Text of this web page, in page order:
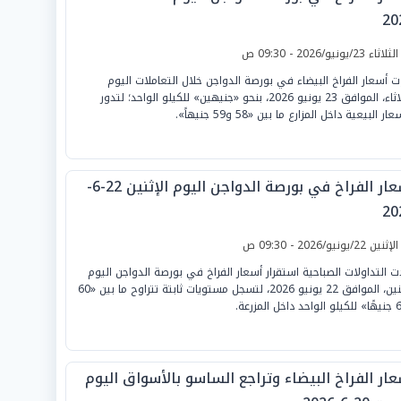
الثلاثاء 23/يونيو/2026 - 09:30 ص
أسعار الفراخ البيضاء في بورصة الدواجن خلال التعاملات اليوم
الثلاثاء، الموافق 23 يونيو 2026، بنحو «جنيهين» للكيلو الواحد؛ لتدور
البيعية داخل المزارع ما بين «58 و59 جنيهاً».
أسعار الفراخ في بورصة الدواجن اليوم الإثنين 22-6-
الإثنين 22/يونيو/2026 - 09:30 ص
التداولات الصباحية استقرار أسعار الفراخ في بورصة الدواجن اليوم
الإثنين، الموافق 22 يونيو 2026، لتسجل مستويات ثابتة تتراوح ما بين «60
الفراخ البيضاء وتراجع الساسو بالأسواق اليوم